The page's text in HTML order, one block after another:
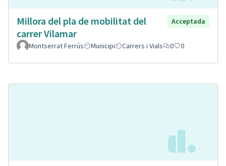
Millora del pla de mobilitat del
carrer Vilamar
Acceptada
Montserrat Ferrús Municipi Carrers i Vials 0 0